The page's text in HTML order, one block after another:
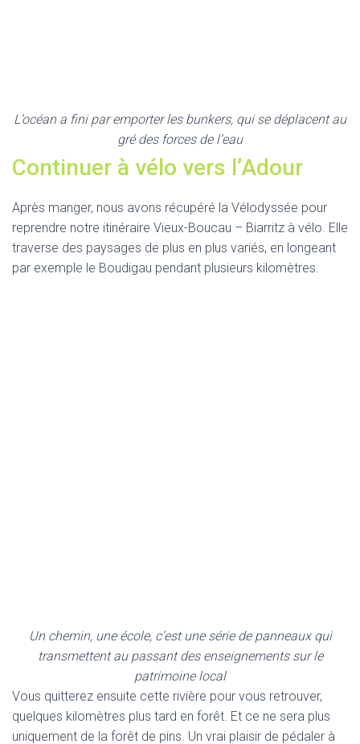
L’océan a fini par emporter les bunkers, qui se déplacent au
gré des forces de l’eau
Continuer à vélo vers l’Adour
Après manger, nous avons récupéré la Vélodyssée pour
reprendre notre itinéraire Vieux-Boucau – Biarritz à vélo. Elle
traverse des paysages de plus en plus variés, en longeant
par exemple le Boudigau pendant plusieurs kilomètres.
Un chemin, une école, c’est une série de panneaux qui
transmettent au passant des enseignements sur le
patrimoine local
Vous quitterez ensuite cette rivière pour vous retrouver,
quelques kilomètres plus tard en forêt. Et ce ne sera plus
uniquement de la forêt de pins. Un vrai plaisir de pédaler à